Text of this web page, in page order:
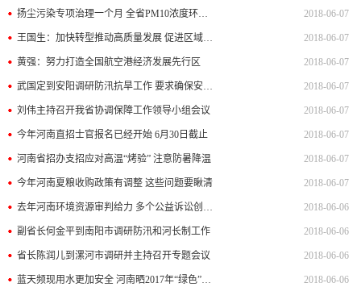
扬尘污染专项治理一个月 全省PM10浓度环比下降逾20% 2018-06-07
王国生：加快转型推动高质量发展 促进区域边缘变发展前沿 2018-06-07
黄强：努力打造全国航空港经济发展先行区 2018-06-07
武国定到安阳调研防汛抗旱工作 要求确保安全度汛 2018-06-07
刘伟主持召开我省协调保障工作领导小组会议 2018-06-07
今年河南直招士官报名已经开始 6月30日截止 2018-06-07
河南省招办支招应对高温“烤验” 注意防暑降温 2018-06-07
今年河南夏粮收购政策有调整 这些问题要瞅清 2018-06-07
去年河南环境资源审判给力 多个公益诉讼创全国首例 2018-06-06
副省长何金平到南阳市调研防汛和河长制工作 2018-06-06
省长陈润儿到漯河市调研并主持召开专题会议 2018-06-06
蓝天频现用水更加安全 河南晒2017年“绿色”成绩单 2018-06-06